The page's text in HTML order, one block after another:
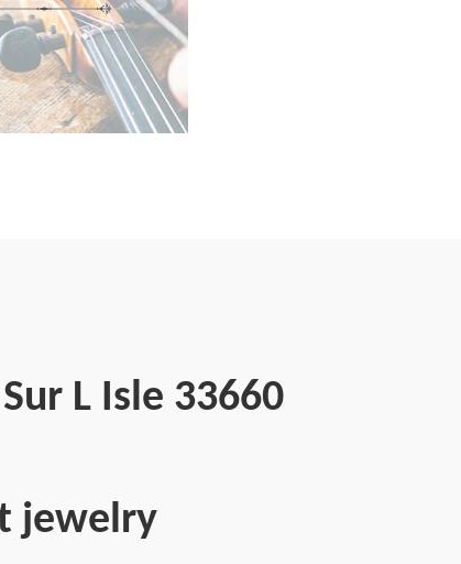
L Isle 33660
jewelry